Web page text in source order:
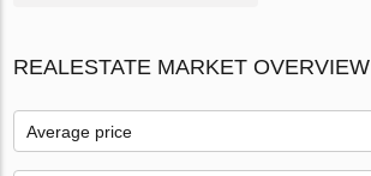
REALESTATE MARKET OVERVIEW
Average price